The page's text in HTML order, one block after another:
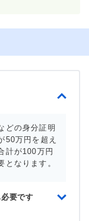
どの身分証明
50万円を超え
計が100万円
となります。
要です